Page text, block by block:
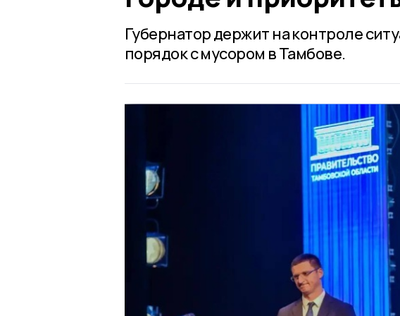
Губернатор держит на контроле
порядок с мусором в Тамбове.